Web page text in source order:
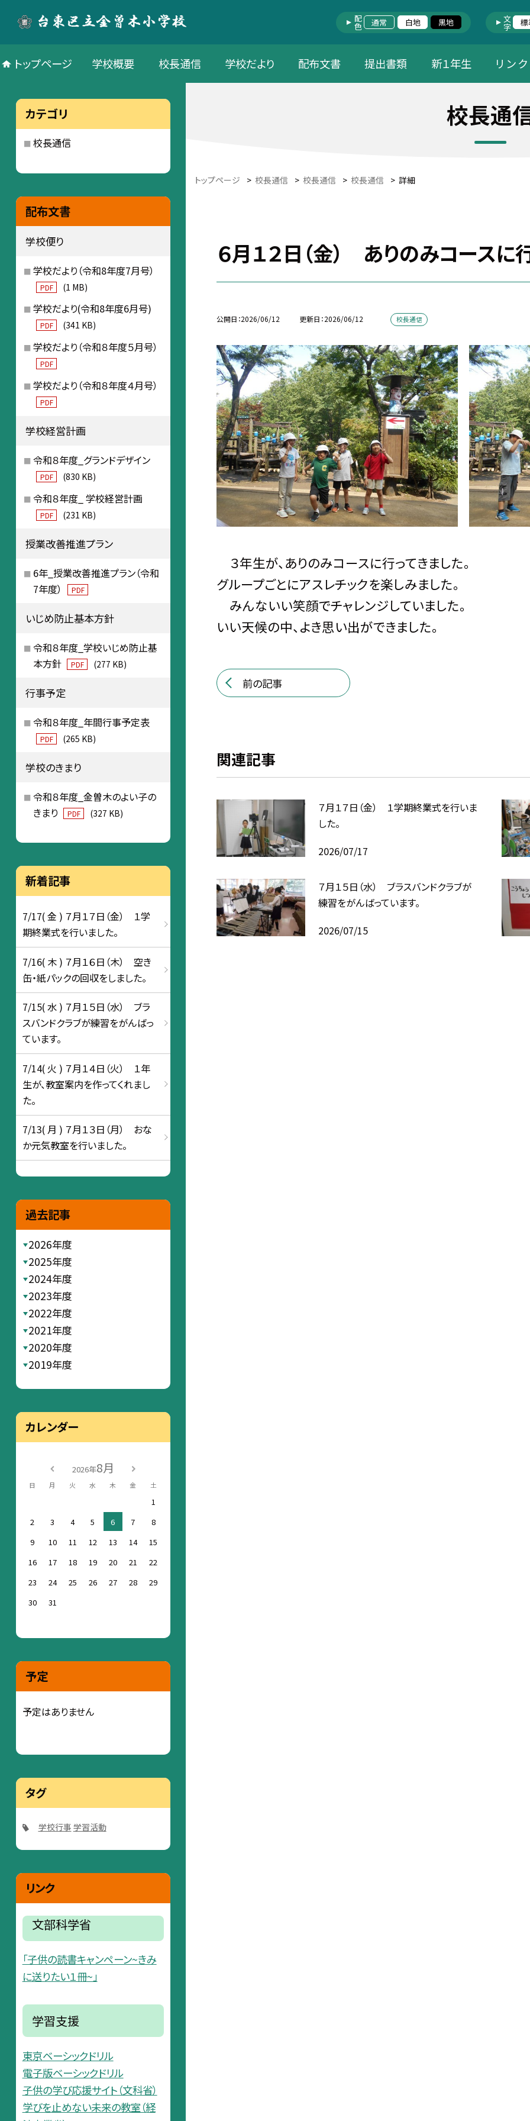
配色 通常 白地 黒地 文字
トップページ 学校概要 校長通信 学校だより 配布文書 提出書類 新１年生 リ ン ク
校長通
トップページ > 校長通信 > 校長通信 > 校長通信 > 詳細
６月１２日（金） ありのみコースに
公開日 2026/06/12 更新日 2026/06/12 校長通信
３年生が、ありのみコースに行ってきました。
グループごとにアスレチックを楽しみました。
みんないい笑顔でチャレンジしていました。
いい天候の中、よき思い出ができました。
前の記事
関連記事
７月１７日（金） １学期終業式を行いま
した。
2026/07/17
７月１５日（水） ブラスバンドクラブが
練習をがんばっています。
2026/07/15
カテゴリ
校長通信
配布文書
学校便り
学校だより（令和8年度7月号）
PDF (1 MB)
学校だより(令和8年度6月号)
PDF (341 KB)
学校だより（令和８年度５月号）
PDF
学校だより（令和８年度４月号）
PDF
学校経営計画
令和８年度_グランドデザイン
PDF (830 KB)
令和８年度_ 学校経営計画
PDF (231 KB)
授業改善推進プラン
6年_授業改善推進プラン（令和
7年度）
PDF
いじめ防止基本方針
令和８年度_学校いじめ防止基
本方針
PDF (277 KB)
行事予定
令和８年度_年間行事予定表
PDF (265 KB)
学校のきまり
令和８年度_金曽木のよい子の
きまり
PDF (327 KB)
新着記事
7/17( 金 ) ７月１７日（金） １学
期終業式を行いました。
7/16( 木 ) ７月１６日（木） 空き
缶・紙パックの回収をしました。
7/15( 水 ) ７月１５日（水） ブラ
スバンドクラブが練習をがんばっ
ています。
7/14( 火 ) ７月１４日（火） １年
生が、教室案内を作ってくれまし
た。
7/13( 月 ) ７月１３日（月） おな
か元気教室を行いました。
過去記事
2026年度
2025年度
2024年度
2023年度
2022年度
2021年度
2020年度
2019年度
カレンダー
2026年8月
日 月 火 水 木 金 土
1
2
3 4 5 6 7
8
9
10 11 12 13 14
15
16
17 18 19 20 21
22
23
24 25 26 27 28
29
30
31
予定
予定はありません
タグ
学校行事 学習活動
リンク
文部科学省
「子供の読書キャンペーン~きみ
に送りたい１冊~」
学習支援
東京ベーシックドリル
電子版ベーシックドリル
子供の学び応援サイト（文科省）
学びを止めない未来の教室（経